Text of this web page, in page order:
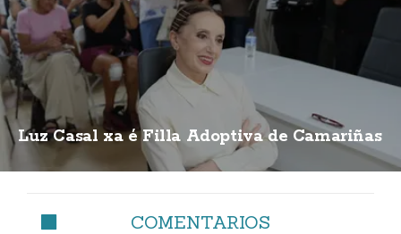
Luz Casal xa é Filla Adoptiva de Camariñas
COMENTARIOS